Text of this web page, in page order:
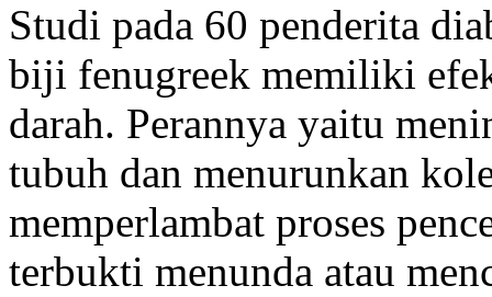
Studi pada 60 penderita
biji fenugreek memiliki
darah. Perannya yaitu
tubuh dan menurunkan
memperlambat proses
terbukti menunda atau